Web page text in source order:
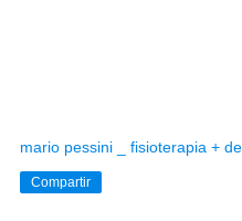
mario pessini _ fisioterapia +
Compartir